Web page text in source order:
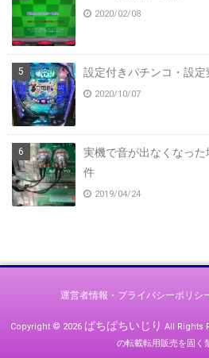
2020/02/08
設定付きパチンコ・設
2020/10/07
実機で音が出なくなっ
件
2019/04/24
運営者情報・プライバシーポリシ
Copyright © 2026 ぱちぱちいじり All Rights
の転載転用販売を固く